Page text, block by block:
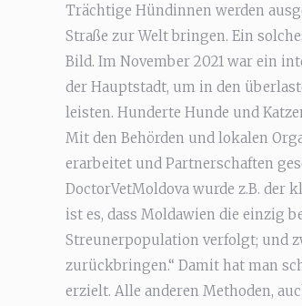
Trächtige Hündinnen werden
Straße zur Welt bringen. Ein
Bild. Im November 2021 war ein
der Hauptstadt, um in den
leisten. Hunderte Hunde und
Mit den Behörden und lokalen
erarbeitet und Partnerschaften
DoctorVetMoldova wurde z.B. der
ist es, dass Moldawien die einzig
Streunerpopulation verfolgt; und
zurückbringen.“ Damit hat man
erzielt. Alle anderen Methoden,